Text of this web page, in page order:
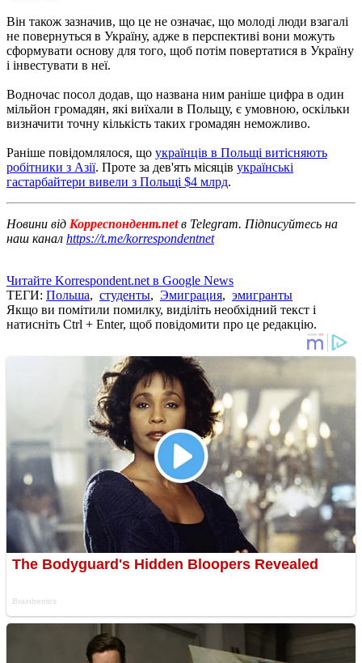
Він також зазначив, що це не означає, що молоді люди взагалі
не повернуться в Україну, адже в перспективі вони можуть
сформувати основу для того, щоб потім повертатися в Україну
і інвестувати в неї.
Водночас посол додав, що названа ним раніше цифра в один
мільйон громадян, які виїхали в Польщу, є умовною, оскільки
визначити точну кількість таких громадян неможливо.
Раніше повідомлялося, що українців в Польщі витісняють
робітники з Азії. Проте за дев'ять місяців українські
гастарбайтери вивели з Польщі $4 млрд.
Новини від Корреспондент.netв Telegram. Підписуйтесь на
наш канал https://t.me/korrespondentnet
Читайте Korrespondent.net в Google News
ТЕГИ: Польша, студенты, Эмиграция, эмигранты
Якщо ви помітили помилку, виділіть необхідний текст і
натисніть Ctrl + Enter, щоб повідомити про це редакцію.